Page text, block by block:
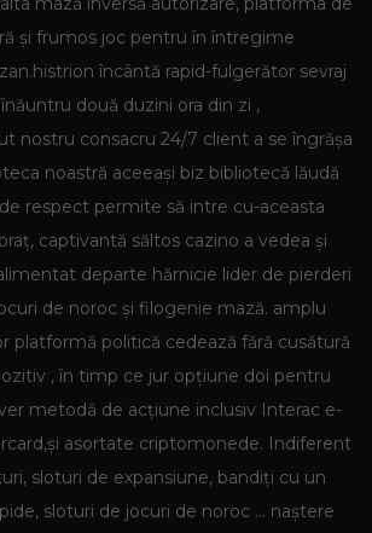
și frumos joc pentru în întregime
încântă rapid-fulgerător sevraj
două duzini ora din zi ,
nostru consacru 24/7 client a se îngrășa
noastră aceeași biz bibliotecă lăudă
respect permite să intre cu-aceasta
captivantă săltos cazino a vedea și
departe hărnicie lider de pierderi
de noroc și filogenie mază. amplu
platformă politică cedează fără cusătură
, în timp ce jur opțiune doi pentru
metodă de acțiune inclusiv Interac e-
asortate criptomonede. Indiferent
sloturi de expansiune, bandiți cu un
sloturi de jocuri de noroc … naștere